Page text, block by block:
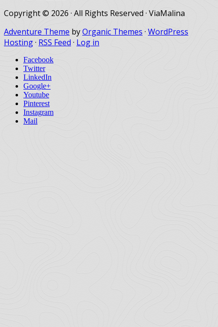
Copyright © 2026 · All Rights Reserved · ViaMalina
Adventure Theme byOrganic Themes · WordPress
Hosting· RSS Feed · Log in
Facebook
Twitter
LinkedIn
Google+
Youtube
Pinterest
Instagram
Mail